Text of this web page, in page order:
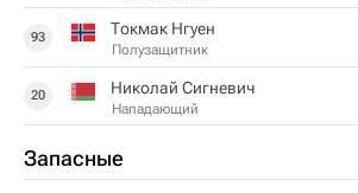
93 Токмак Нгуен
Полузащитник
20 Николай Сигневич
Нападающий
Запасные